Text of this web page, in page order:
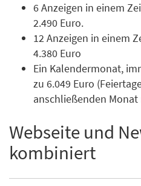
6 Anzeigen in einem
2.490 Euro.
12 Anzeigen in einem
4.380 Euro
Ein Kalendermonat,
zu 6.049 Euro
anschließenden
Webseite und
kombiniert